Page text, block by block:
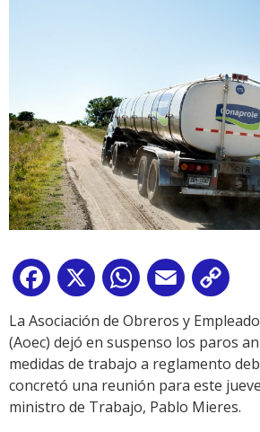
Facebook
X WhatsApp
Email
La Asociación de Obreros y
(Aoec) dejó en suspenso los paros
medidas de trabajo a reglamento
concretó una reunión para este
ministro de Trabajo, Pablo Mieres.